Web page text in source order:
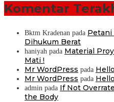
Komentar
Bktm Kradenan pada Petani
Dihukum Berat
haniyah pada Material
Mati !
Mr WordPress pada
Mr WordPress pada
admin pada If Not
the Body